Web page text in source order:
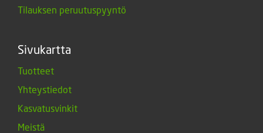
Tilauksen peruutuspyyntö
Sivukartta
Tuotteet
Yhteystiedot
Kasvatusvinkit
Meistä